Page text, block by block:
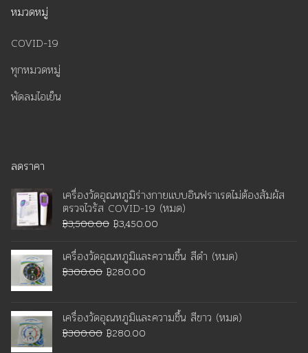
หมวดหมู่
COVID-19
ทุกหมวดหมู่
พัดลมไอเย็น
ลดราคา
เครื่องวัดอุณหภูมิร่างกายแบบอินฟราเรดไม่ต้องสัมผัส
ตรวจไวรัส COVID-19 (หมด)
฿3,500.00 Original
was:
฿3,500.00.
฿3,450.00
is:
เครื่องวัดอุณหภูมิและความชื้น สีดำ (หมด)
฿300.00 Original
฿300.00.
฿280.00
฿280.00.
เครื่องวัดอุณหภูมิและความชื้น สีขาว (หมด)
฿300.00 Original
฿280.00